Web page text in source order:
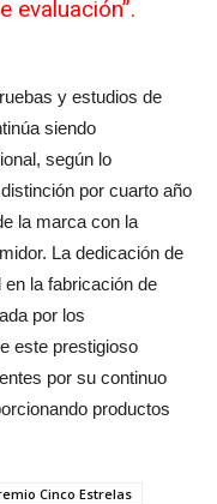
evaluación”.
y estudios de
siendo
según lo
por cuarto año
la marca con la
La dedicación de
la fabricación de
por los
este prestigioso
por su continuo
productos
Cinco Estrelas